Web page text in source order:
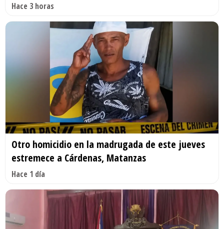
Hace 3 horas
Otro homicidio en la madrugada de este jueves
estremece a Cárdenas, Matanzas
Hace 1 día